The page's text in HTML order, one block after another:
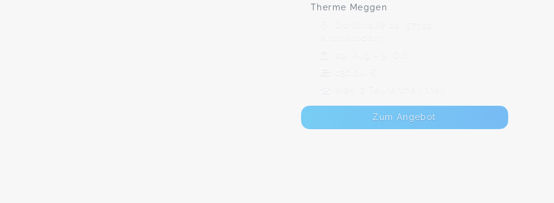
Therme Meggen
Dorfstraße 20, 57399
Kirchhundem
29. Aug - 3. Okt
130,00 €
Max. 2 TeilnehmerInnen
Zum Angebot